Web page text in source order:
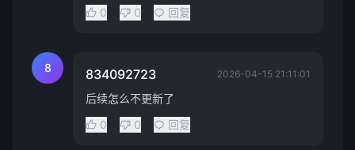
0
0 回复
8 834092723 2026-04-15 21:11:01
后续怎么不更新了
0
0 回复